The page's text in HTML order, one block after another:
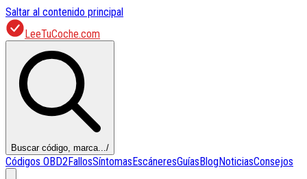
Saltar al contenido principal
LeeTuCoche.com
Buscar código, marca.../
Códigos OBD2FallosSíntomasEscáneresGuíasBlogNoticiasConsejos